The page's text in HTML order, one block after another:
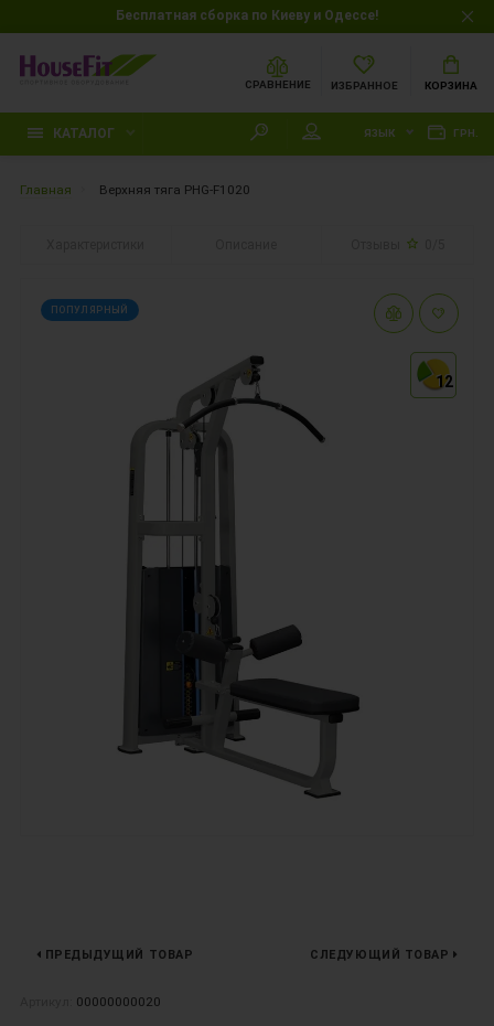
Бесплатная сборка по Киеву и Одессе!
СРАВНЕНИЕ ИЗБРАННОЕ КОРЗИНА
КАТАЛОГ ЯЗЫК ГРН.
Главная Верхняя тяга PHG-F1020
12
12
ПОПУЛЯРНЫЙ
ПРЕДЫДУЩИЙ ТОВАР СЛЕДУЮЩИЙ ТОВАР
00000000020